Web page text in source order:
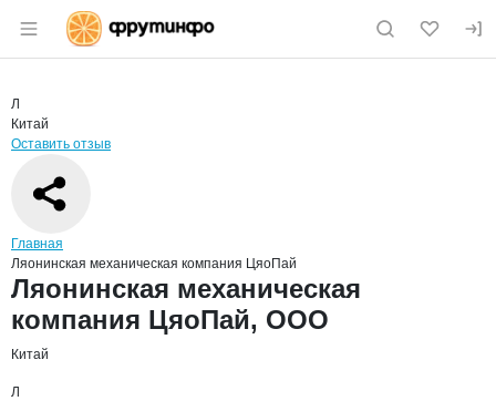
Раздел навигации по сайту fruitinfo.ru
Страница компании
Страница компании
Краткая информация о компании
Л
Китай
Оставить отзыв
Навигация по сайту
Главная
Ляонинская механическая компания ЦяоПай
Основная информация о компании
Ляонинская механическая
компания ЦяоПай, ООО
Китай
Л